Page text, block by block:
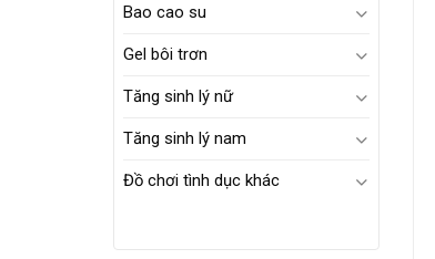
Bao cao su
Gel bôi trơn
Tăng sinh lý nữ
Tăng sinh lý nam
Đồ chơi tình dục khác